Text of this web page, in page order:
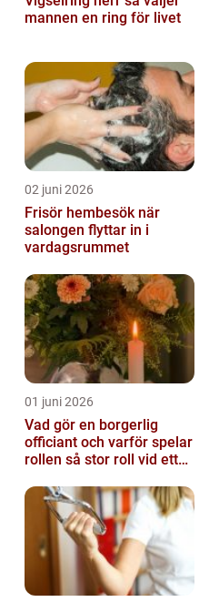
mannen en ring för livet
02 juni 2026
Frisör hembesök när
salongen flyttar in i
vardagsrummet
01 juni 2026
Vad gör en borgerlig
officiant och varför spelar
rollen så stor roll vid ett